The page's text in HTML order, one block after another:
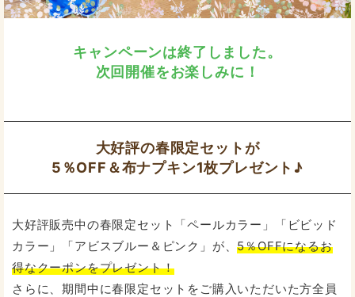
キャンペーンは終了しました。
次回開催をお楽しみに！
大好評の春限定セットが
5％OFF＆布ナプキン1枚プレゼント♪
大好評販売中の春限定セット「ペールカラー」「ビビッド
カラー」「アビスブルー＆ピンク」が、5％OFFになるお
得なクーポンをプレゼント！
さらに、期間中に春限定セットをご購入いただいた方全員